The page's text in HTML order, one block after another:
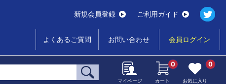
新規会員登録 ご利用ガイド
よくあるご質問 お問い合わせ 会員ログイン
マイページ カート
0
お気に入り
0